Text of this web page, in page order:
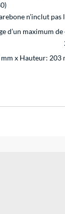
n’inclut
d’un maximum de
mm x Hauteur: